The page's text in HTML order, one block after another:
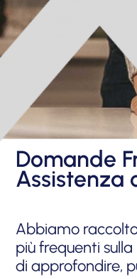
Domande
Assistenza
Abbiamo
più frequenti
di approfondire,